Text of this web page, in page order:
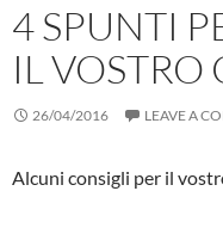
4 SPUNTI
IL VOSTRO
26/04/2016 LEAVE A
Alcuni consigli per il